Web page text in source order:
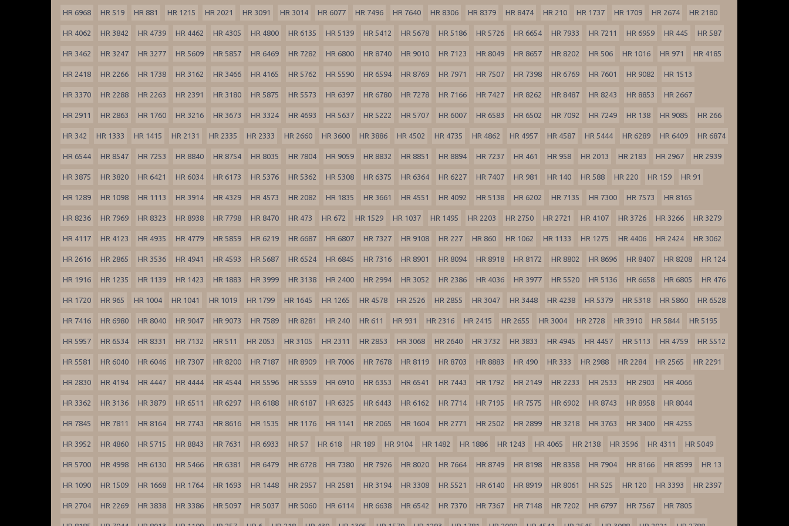
HR 6968 HR 519 HR 881 HR 1215 HR 2021 HR 3091 HR 3014 HR 6077 HR 7496 HR 7640 HR 8306 HR 8379 HR 8474 HR 210 HR 1737 HR 1709 HR 2674 HR 2180
HR 4062 HR 3842 HR 4739 HR 4462 HR 4305 HR 4800 HR 6135 HR 5139 HR 5412 HR 5678 HR 5186 HR 5726 HR 6654 HR 7933 HR 7211 HR 6959 HR 445 HR 587
HR 3462 HR 3247 HR 3277 HR 5609 HR 5857 HR 6469 HR 7282 HR 6800 HR 8740 HR 9010 HR 7123 HR 8049 HR 8657 HR 8202 HR 506 HR 1016 HR 971 HR 4185
HR 2418 HR 2266 HR 1738 HR 3162 HR 3466 HR 4165 HR 5762 HR 5590 HR 6594 HR 8769 HR 7971 HR 7507 HR 7398 HR 6769 HR 7601 HR 9082 HR 1513
HR 3370 HR 2288 HR 2263 HR 2391 HR 3180 HR 5875 HR 5573 HR 6397 HR 6780 HR 7278 HR 7166 HR 7427 HR 8262 HR 8487 HR 8243 HR 8853 HR 2667
HR 2911 HR 2863 HR 1760 HR 3216 HR 3673 HR 3324 HR 4693 HR 5637 HR 5222 HR 5707 HR 6007 HR 6583 HR 6502 HR 7092 HR 7249 HR 138 HR 9085 HR 266
HR 342 HR 1333 HR 1415 HR 2131 HR 2335 HR 2333 HR 2660 HR 3600 HR 3886 HR 4502 HR 4735 HR 4862 HR 4957 HR 4587 HR 5444 HR 6289 HR 6409 HR 6874
HR 6544 HR 8547 HR 7253 HR 8840 HR 8754 HR 8035 HR 7804 HR 9059 HR 8832 HR 8851 HR 8894 HR 7237 HR 461 HR 958 HR 2013 HR 2183 HR 2967 HR 2939
HR 3875 HR 3820 HR 6421 HR 6034 HR 6173 HR 5376 HR 5362 HR 5308 HR 6375 HR 6364 HR 6227 HR 7407 HR 981 HR 140 HR 588 HR 220 HR 159 HR 91
HR 1289 HR 1098 HR 1113 HR 3914 HR 4329 HR 4573 HR 2082 HR 1835 HR 3661 HR 4551 HR 4092 HR 5138 HR 6202 HR 7135 HR 7300 HR 7573 HR 8165
HR 8236 HR 7969 HR 8323 HR 8938 HR 7798 HR 8470 HR 473 HR 672 HR 1529 HR 1037 HR 1495 HR 2203 HR 2750 HR 2721 HR 4107 HR 3726 HR 3266 HR 3279
HR 4117 HR 4123 HR 4935 HR 4779 HR 5859 HR 6219 HR 6687 HR 6807 HR 7327 HR 9108 HR 227 HR 860 HR 1062 HR 1133 HR 1275 HR 4406 HR 2424 HR 3062
HR 2616 HR 2865 HR 3536 HR 4941 HR 4593 HR 5687 HR 6524 HR 6845 HR 7316 HR 8901 HR 8094 HR 8918 HR 8172 HR 8802 HR 8696 HR 8407 HR 8208 HR 124
HR 1916 HR 1235 HR 1139 HR 1423 HR 1883 HR 3999 HR 3138 HR 2400 HR 2994 HR 3052 HR 2386 HR 4036 HR 3977 HR 5520 HR 5136 HR 6658 HR 6805 HR 476
HR 1720 HR 965 HR 1004 HR 1041 HR 1019 HR 1799 HR 1645 HR 1265 HR 4578 HR 2526 HR 2855 HR 3047 HR 3448 HR 4238 HR 5379 HR 5318 HR 5860 HR 6528
HR 7416 HR 6980 HR 8040 HR 9047 HR 9073 HR 7589 HR 8281 HR 240 HR 611 HR 931 HR 2316 HR 2415 HR 2655 HR 3004 HR 2728 HR 3910 HR 5844 HR 5195
HR 5957 HR 6534 HR 8331 HR 7132 HR 511 HR 2053 HR 3105 HR 2311 HR 2853 HR 3068 HR 2640 HR 3732 HR 3833 HR 4945 HR 4457 HR 5113 HR 4759 HR 5512
HR 5581 HR 6040 HR 6046 HR 7307 HR 8200 HR 7187 HR 8909 HR 7006 HR 7678 HR 8119 HR 8703 HR 8883 HR 490 HR 333 HR 2988 HR 2284 HR 2565 HR 2291
HR 2830 HR 4194 HR 4447 HR 4444 HR 4544 HR 5596 HR 5559 HR 6910 HR 6353 HR 6541 HR 7443 HR 1792 HR 2149 HR 2233 HR 2533 HR 2903 HR 4066
HR 3362 HR 3136 HR 3879 HR 6511 HR 6297 HR 6188 HR 6187 HR 6325 HR 6443 HR 6162 HR 7714 HR 7195 HR 7575 HR 6902 HR 8743 HR 8958 HR 8044
HR 7845 HR 7811 HR 8164 HR 7743 HR 8616 HR 1535 HR 1176 HR 1141 HR 2065 HR 1604 HR 2771 HR 2502 HR 2899 HR 3218 HR 3763 HR 3400 HR 4255
HR 3952 HR 4860 HR 5715 HR 8843 HR 7631 HR 6933 HR 57 HR 618 HR 189 HR 9104 HR 1482 HR 1886 HR 1243 HR 4065 HR 2138 HR 3596 HR 4311 HR 5049
HR 5700 HR 4998 HR 6130 HR 5466 HR 6381 HR 6479 HR 6728 HR 7380 HR 7926 HR 8020 HR 7664 HR 8749 HR 8198 HR 8358 HR 7904 HR 8166 HR 8599 HR 13
HR 1090 HR 1509 HR 1668 HR 1764 HR 1693 HR 1448 HR 2957 HR 2581 HR 3194 HR 3308 HR 5521 HR 6140 HR 8919 HR 8061 HR 525 HR 120 HR 3393 HR 2397
HR 2704 HR 2269 HR 3838 HR 3386 HR 5097 HR 5037 HR 5060 HR 6114 HR 6638 HR 6542 HR 7370 HR 7367 HR 7148 HR 7202 HR 6797 HR 7567 HR 7805